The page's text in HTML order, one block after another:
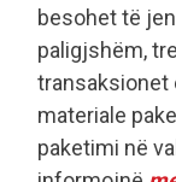
besohet të
paligjshëm,
transaksionet
materiale
paketimi në